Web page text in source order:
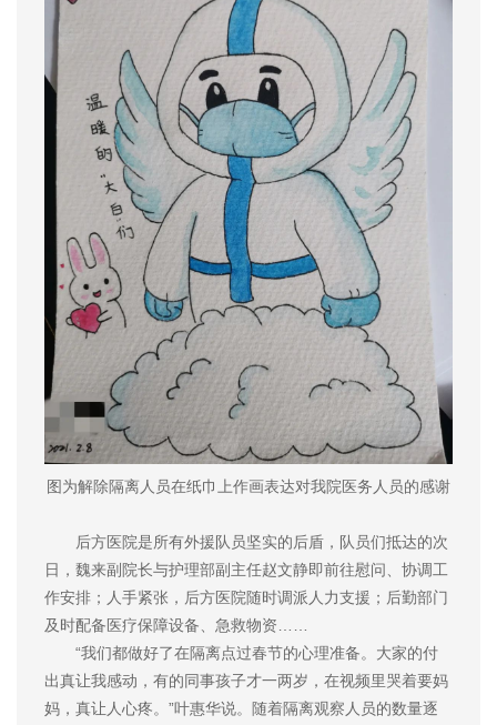
图为解除隔离人员在纸巾上作画表达对我院医务人员的感谢
后方医院是所有外援队员坚实的后盾，队员们抵达的次
日，魏来副院长与护理部副主任赵文静即前往慰问、协调工
作安排；人手紧张，后方医院随时调派人力支援；后勤部门
及时配备医疗保障设备、急救物资……
“我们都做好了在隔离点过春节的心理准备。大家的付
出真让我感动，有的同事孩子才一两岁，在视频里哭着要妈
妈，真让人心疼。”叶惠华说。随着隔离观察人员的数量逐